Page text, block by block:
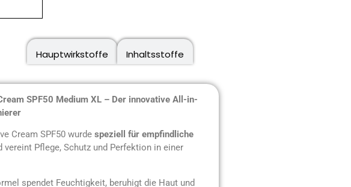
Hauptwirkstoffe
Inhaltsstoffe
SPF50 Medium XL – Der innovative All-in-
Cream SPF50 wurde speziell für empfindliche
Pflege, Schutz und Perfektion in einer
spendet Feuchtigkeit, beruhigt die Haut und